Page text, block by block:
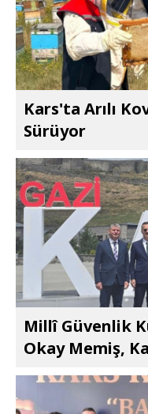
Kars'ta Arılı
Sürüyor
Millî Güvenlik
Okay Memiş,